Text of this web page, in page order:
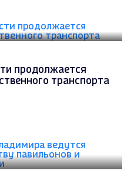
продолжается
транспорта